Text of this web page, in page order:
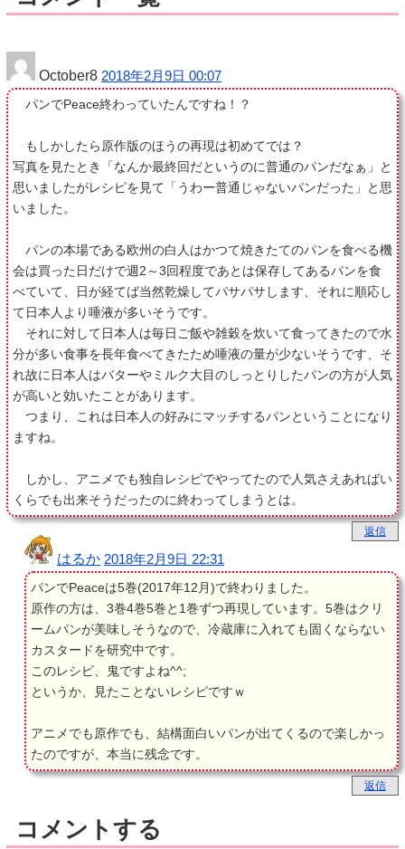
October8 2018年2月9日 00:07
パンでPeace終わっていたんですね！？
もしかしたら原作版のほうの再現は初めてでは？
写真を見たとき「なんか最終回だというのに普通のパンだなぁ」と
思いましたがレシピを見て「うわー普通じゃないパンだった」と思
いました。
パンの本場である欧州の白人はかつて焼きたてのパンを食べる機
会は買った日だけで週2～3回程度であとは保存してあるパンを食
べていて、日が経てば当然乾燥してパサパサします、それに順応し
て日本人より唾液が多いそうです。
それに対して日本人は毎日ご飯や雑穀を炊いて食ってきたので水
分が多い食事を長年食べてきたため唾液の量が少ないそうです、そ
れ故に日本人はバターやミルク大目のしっとりしたパンの方が人気
が高いと効いたことがあります。
つまり、これは日本人の好みにマッチするパンということになり
ますね。
しかし、アニメでも独自レシピでやってたので人気さえあればい
くらでも出来そうだったのに終わってしまうとは。
返信
はるか 2018年2月9日 22:31
パンでPeaceは5巻(2017年12月)で終わりました。
原作の方は、3巻4巻5巻と1巻ずつ再現しています。5巻はクリ
ームパンが美味しそうなので、冷蔵庫に入れても固くならない
カスタードを研究中です。
このレシピ、鬼ですよね^^;
というか、見たことないレシピですｗ
アニメでも原作でも、結構面白いパンが出てくるので楽しかっ
たのですが、本当に残念です。
返信
コメントする